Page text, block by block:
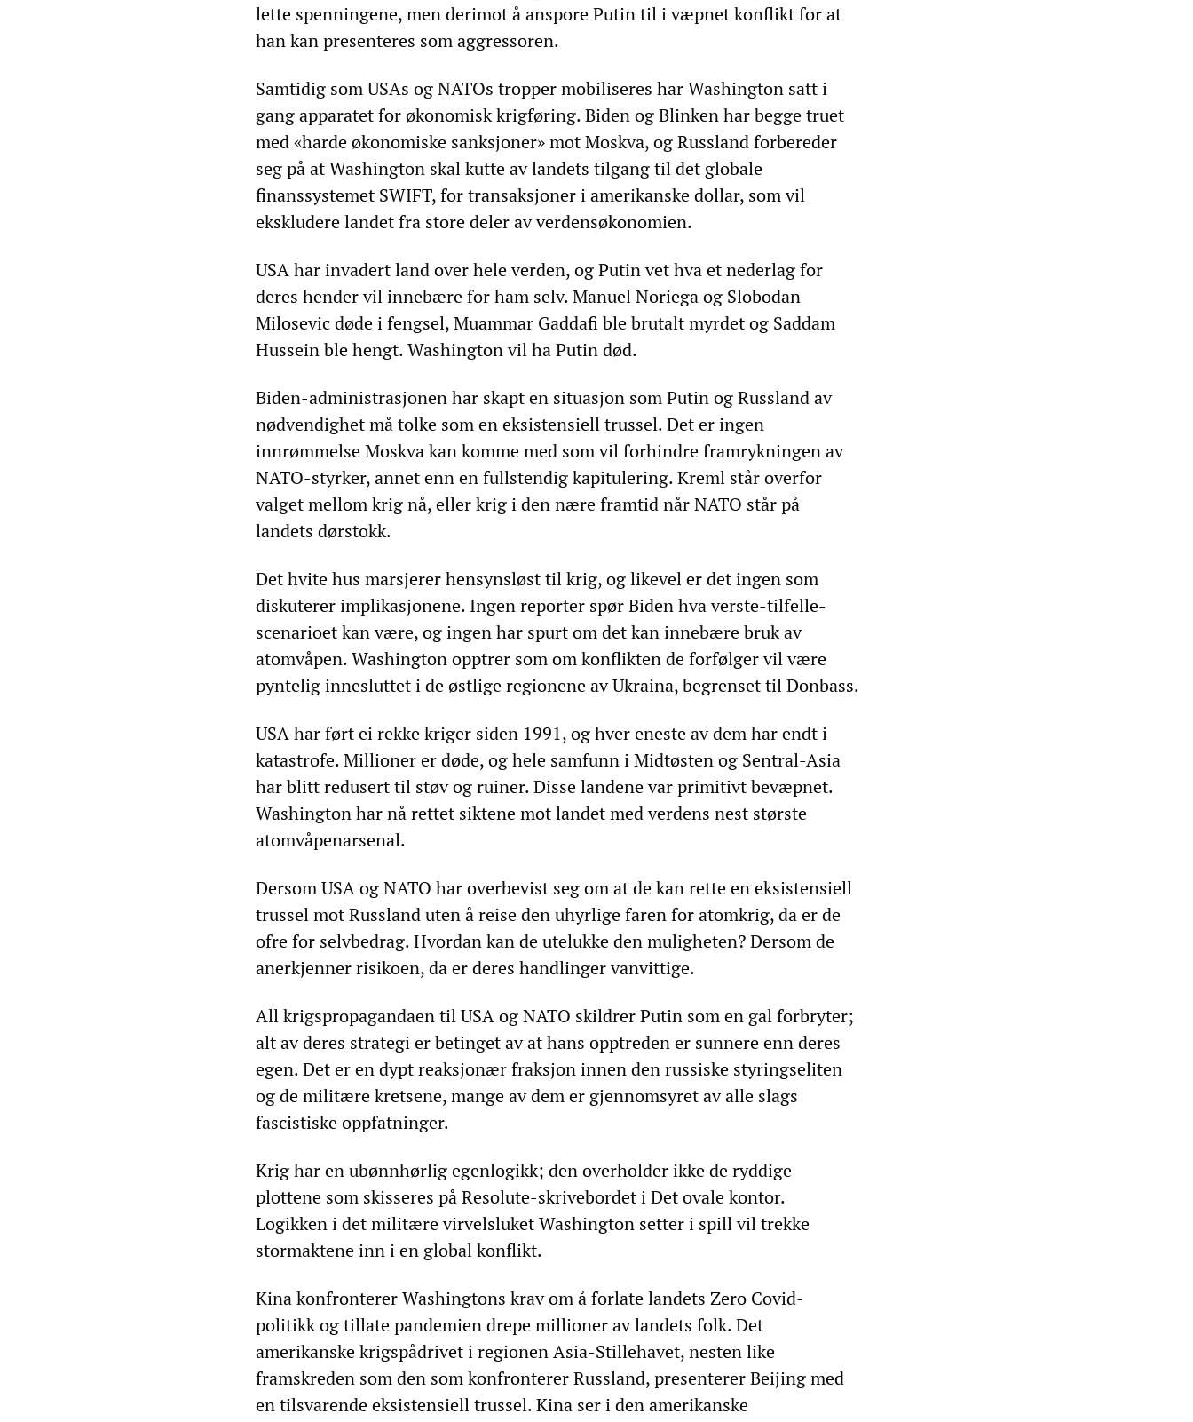
lette spenningene, men derimot å anspore Putin til i væpnet konflikt for at
han kan presenteres som aggressoren.
Samtidig som USAs og NATOs tropper mobiliseres har Washington satt i
gang apparatet for økonomisk krigføring. Biden og Blinken har begge truet
med «harde økonomiske sanksjoner» mot Moskva, og Russland forbereder
seg på at Washington skal kutte av landets tilgang til det globale
finanssystemet SWIFT, for transaksjoner i amerikanske dollar, som vil
ekskludere landet fra store deler av verdensøkonomien.
USA har invadert land over hele verden, og Putin vet hva et nederlag for
deres hender vil innebære for ham selv. Manuel Noriega og Slobodan
Milosevic døde i fengsel, Muammar Gaddafi ble brutalt myrdet og Saddam
Hussein ble hengt. Washington vil ha Putin død.
Biden-administrasjonen har skapt en situasjon som Putin og Russland av
nødvendighet må tolke som en eksistensiell trussel. Det er ingen
innrømmelse Moskva kan komme med som vil forhindre framrykningen av
NATO-styrker, annet enn en fullstendig kapitulering. Kreml står overfor
valget mellom krig nå, eller krig i den nære framtid når NATO står på
landets dørstokk.
Det hvite hus marsjerer hensynsløst til krig, og likevel er det ingen som
diskuterer implikasjonene. Ingen reporter spør Biden hva verste-tilfelle-
scenarioet kan være, og ingen har spurt om det kan innebære bruk av
atomvåpen. Washington opptrer som om konflikten de forfølger vil være
pyntelig innesluttet i de østlige regionene av Ukraina, begrenset til Donbass.
USA har ført ei rekke kriger siden 1991, og hver eneste av dem har endt i
katastrofe. Millioner er døde, og hele samfunn i Midtøsten og Sentral-Asia
har blitt redusert til støv og ruiner. Disse landene var primitivt bevæpnet.
Washington har nå rettet siktene mot landet med verdens nest største
atomvåpenarsenal.
Dersom USA og NATO har overbevist seg om at de kan rette en eksistensiell
trussel mot Russland uten å reise den uhyrlige faren for atomkrig, da er de
ofre for selvbedrag. Hvordan kan de utelukke den muligheten? Dersom de
anerkjenner risikoen, da er deres handlinger vanvittige.
All krigspropagandaen til USA og NATO skildrer Putin som en gal forbryter;
alt av deres strategi er betinget av at hans opptreden er sunnere enn deres
egen. Det er en dypt reaksjonær fraksjon innen den russiske styringseliten
og de militære kretsene, mange av dem er gjennomsyret av alle slags
fascistiske oppfatninger.
Krig har en ubønnhørlig egenlogikk; den overholder ikke de ryddige
plottene som skisseres på Resolute-skrivebordet i Det ovale kontor.
Logikken i det militære virvelsluket Washington setter i spill vil trekke
stormaktene inn i en global konflikt.
Kina konfronterer Washingtons krav om å forlate landets Zero Covid-
politikk og tillate pandemien drepe millioner av landets folk. Det
amerikanske krigspådrivet i regionen Asia-Stillehavet, nesten like
framskreden som den som konfronterer Russland, presenterer Beijing med
en tilsvarende eksistensiell trussel. Kina ser i den amerikanske